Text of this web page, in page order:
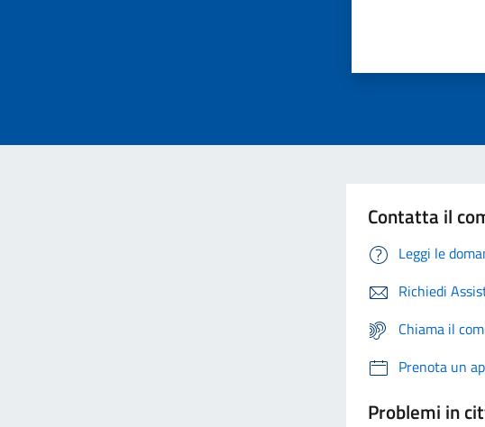
Contatta il
Leggi le
Richiedi
Chiama il
Prenota un
Problemi in